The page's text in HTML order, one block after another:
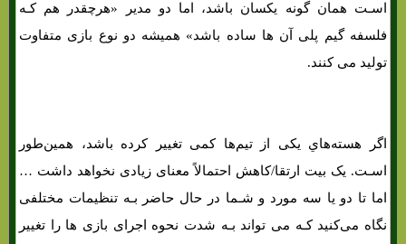
اسـت همان‌ گونه یکسان باشد، اما دو مدیر «هرچقدر هم کـه
فلسفه گیم پلی آن ها ساده باشد» همیشه دو نوع بازی متفاوت
تولید می کنند.
اگر هسته‌هاي‌ یکی از تیم‌ها کمی تغییر کرده باشد، همین‌طور
اسـت. یک بیت ارتقا/کاهش احتمالاً معنای زیادی نخواهد داشت …
اما تا دو یا سه مورد و شـما در حال حاضر بـه تنظیمات مختلفی
نگاه می‌کنید کـه می تواند بـه شدت نحوه اجرای بازی ها را تغییر